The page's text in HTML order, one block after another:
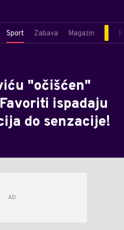
Sport Zabava Magazin
"očišćen"
ispadaju
do senzacije!